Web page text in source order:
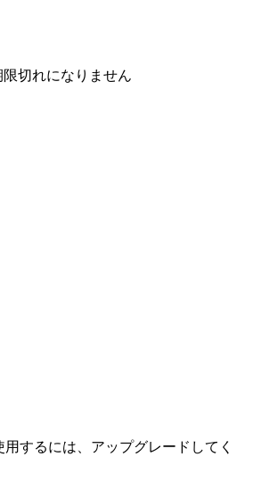
限切れになりません
するには、アップグレードしてく